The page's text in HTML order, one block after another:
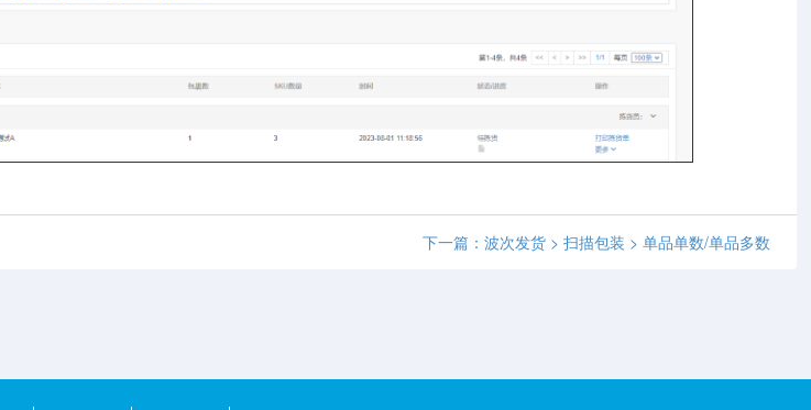
下一篇：波次发货 > 扫描包装 > 单品单数/单品多数